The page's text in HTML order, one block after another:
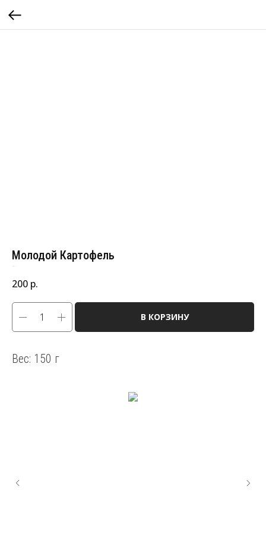
Молодой Картофель
200 р.
В КОРЗИНУ
Вес: 150 г